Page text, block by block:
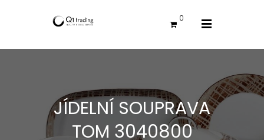
0
JÍDELNÍ SOUPRAVA
TOM 3040800